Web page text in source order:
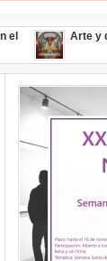
el
Arte y